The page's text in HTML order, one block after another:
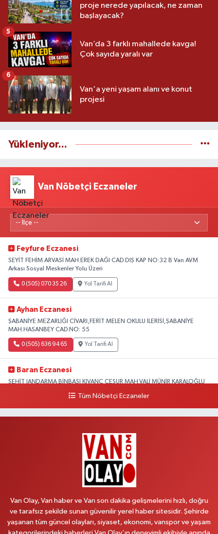
proje nerede yapılacak, ne zaman
başlayacak?
Van’da 3 farklı mahallede kavga!
Çok sayıda yaralı var
5
Van'a yeni yaşam alanı ve konut
projesi
6
Yükleniyor...
Van Nöbetçi Eczaneler
Feyfure Eczanesi
SEYİT FEHİM ARVASİ MAH.EREK DAĞI CAD.DIŞ KAP NO:32 B Van AVM
Arkası Sosyal Meskenler Yolu Üzeri
0 (505) 070 35 26 Yol Tarifi Al
Ayhan Eczanesi
ŞABANİYE MEZARLIĞI CİVARI,FERİT MELEN OKULU İLERİSİ,ŞABANİYE
MAH.HASANBEY CAD.NO: 55
0 (505) 636 94 65 Yol Tarifi Al
Baran Eczanesi
ŞEHİT JANDARMA BİNBAŞI KIVANÇ CESUR MAH.VALİ MÜNİR KARALOĞLU
VANYOLU MAH.KARAYUSUF BEY BULVARI NO:99-B DİŞ HASTANESİ
Yol Tarifi Al
CUMHURİYET MAH.KONAK SK.NO:6
0 (530) 442 24 65 Yol Tarifi Al
Tüm Nöbetçi Eczaneler
Van Olay, Van haber ve Van son dakika gelişmelerini hızlı, doğru
ve tarafsız şekilde sunan güvenilir yerel haber sitesidir. Şehirde
yaşanan tüm güncel olayları, siyaset, ekonomi, vanspor ve yaşam